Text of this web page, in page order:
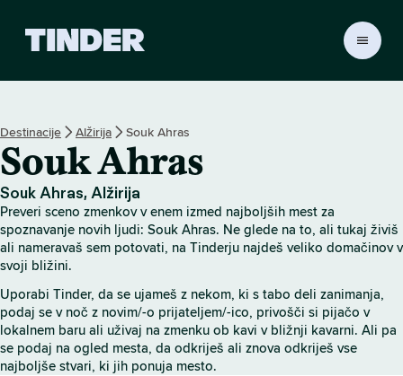
r
D
m
o
v
Destinacije Alžirija Souk Ahras
Souk Ahras
Souk Ahras, Alžirija
Preveri sceno zmenkov v enem izmed najboljših mest za
spoznavanje novih ljudi: Souk Ahras. Ne glede na to, ali tukaj živiš
ali nameravaš sem potovati, na Tinderju najdeš veliko domačinov v
svoji bližini.
Uporabi Tinder, da se ujameš z nekom, ki s tabo deli zanimanja,
podaj se v noč z novim/-o prijateljem/-ico, privošči si pijačo v
lokalnem baru ali uživaj na zmenku ob kavi v bližnji kavarni. Ali pa
se podaj na ogled mesta, da odkriješ ali znova odkriješ vse
najboljše stvari, ki jih ponuja mesto.